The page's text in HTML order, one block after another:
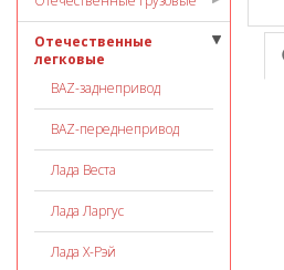
Отечественные
легковые
ВАZ-заднепривод
ВАZ-переднепривод
Лада Веста
Лада Ларгус
Лада Х-Рэй